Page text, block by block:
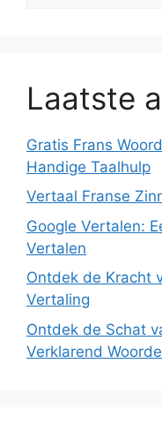
Laatste
Gratis Frans
Handige Taalhulp
Vertaal Franse
Google Vertalen:
Vertalen
Ontdek de Kracht
Vertaling
Ontdek de Schat
Verklarend